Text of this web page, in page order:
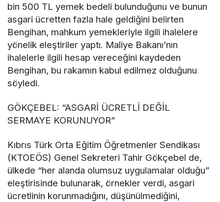
bin 500 TL yemek bedeli bulunduğunu ve bunun
asgari ücretten fazla hale geldiğini belirten
Bengihan, mahkum yemekleriyle ilgili ihalelere
yönelik eleştiriler yaptı. Maliye Bakanı’nın
ihalelerle ilgili hesap vereceğini kaydeden
Bengihan, bu rakamın kabul edilmez olduğunu
söyledi.
GÖKÇEBEL: “ASGARİ ÜCRETLİ DEĞİL
SERMAYE KORUNUYOR”
Kıbrıs Türk Orta Eğitim Öğretmenler Sendikası
(KTOEÖS) Genel Sekreteri Tahir Gökçebel de,
ülkede “her alanda olumsuz uygulamalar olduğu”
eleştirisinde bulunarak, örnekler verdi, asgari
ücretlinin korunmadığını, düşünülmediğini,